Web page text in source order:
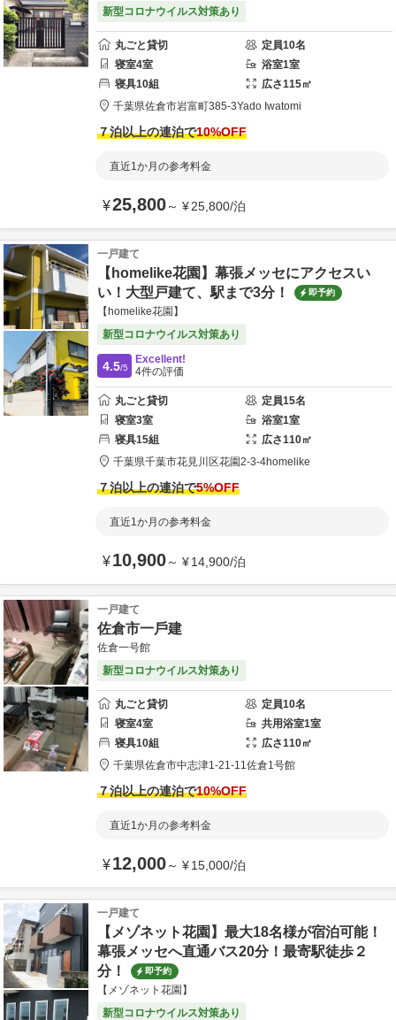
新型コロナウイルス対策あり
丸ごと貸切 定員10名
寝室4室 浴室1室
寝具10組 広さ115㎡
千葉県佐倉市岩富町385-3Yado Iwatomi
７泊以上の連泊で10%OFF
直近1か月の参考料金
¥25,800～ ¥25,800/泊
一戸建て
【homelike花園】幕張メッセにアクセスい
い！大型戸建て、駅まで3分！
即予約
【homelike花園】
新型コロナウイルス対策あり
4.5/5
Excellent!
4件の評価
丸ごと貸切 定員15名
寝室3室 浴室1室
寝具15組 広さ110㎡
千葉県千葉市花見川区花園2-3-4homelike
７泊以上の連泊で5%OFF
直近1か月の参考料金
¥10,900～ ¥14,900/泊
一戸建て
佐倉市一戶建
佐倉一号館
新型コロナウイルス対策あり
丸ごと貸切 定員10名
寝室4室 共用浴室1室
寝具10組 広さ110㎡
千葉県佐倉市中志津1-21-11佐倉1号館
７泊以上の連泊で10%OFF
直近1か月の参考料金
¥12,000～ ¥15,000/泊
一戸建て
【メゾネット花園】最大18名様が宿泊可能！
幕張メッセへ直通バス20分！最寄駅徒歩２
分！
即予約
【メゾネット花園】
新型コロナウイルス対策あり